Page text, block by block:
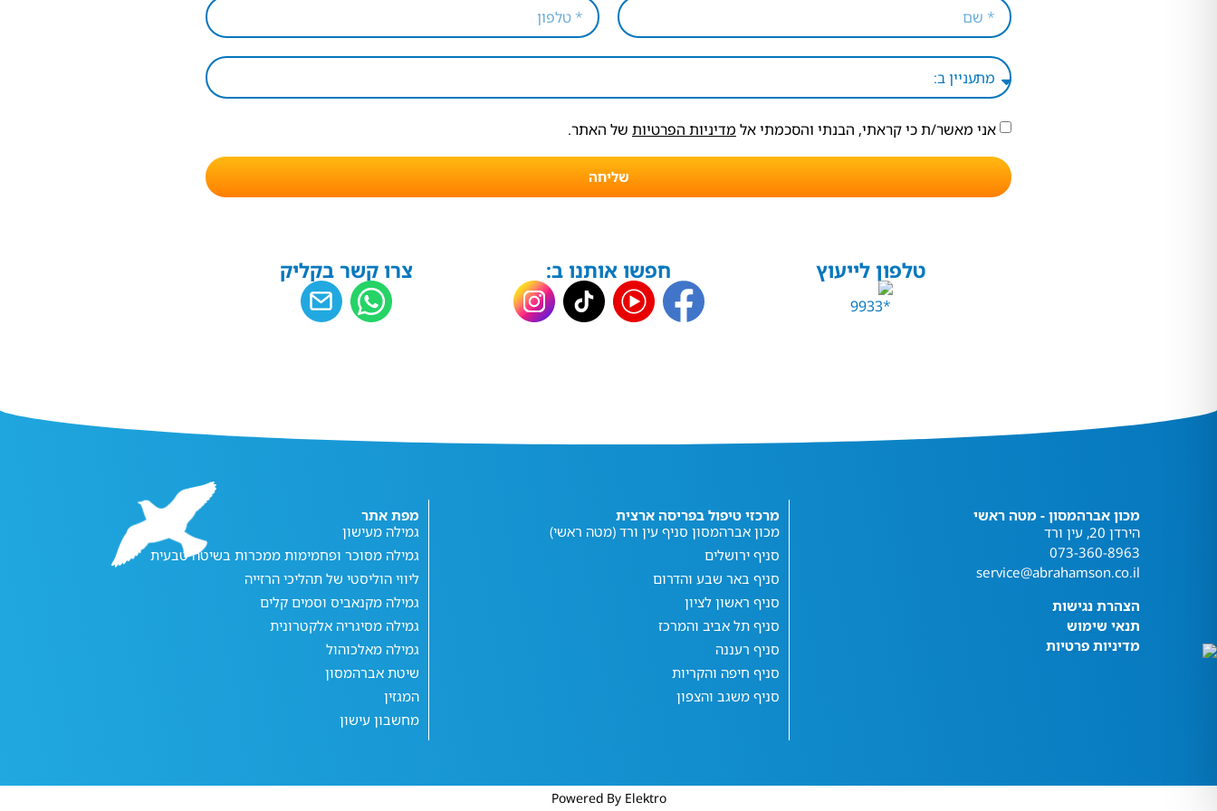
אני מאשר/ת כי קראתי, הבנתי והסכמתי אל מדיניות הפרטיות של האתר.
שליחה
טלפון לייעוץ חפשו אותנו ב: צרו קשר בקליק
מכון אברהמסון - מטה ראשי
הירדן 20, עין ורד
073-360-8963
service@abrahamson.co.il
הצהרת נגישות
תנאי שימוש
מדיניות פרטיות
מרכזי טיפול בפריסה ארצית
מכון אברהמסון סניף עין ורד (מטה ראשי)
סניף ירושלים
סניף באר שבע והדרום
סניף ראשון לציון
סניף תל אביב והמרכז
סניף רעננה
סניף חיפה והקריות
סניף משגב והצפון
מפת אתר
גמילה מעישון
גמילה מסוכר ופחמימות ממכרות בשיטה טבעית
ליווי הוליסטי של תהליכי הרזייה
גמילה מקנאביס וסמים קלים
גמילה מסיגריה אלקטרונית
גמילה מאלכוהול
שיטת אברהמסון
המגזין
מחשבון עישון
Powered By Elektro